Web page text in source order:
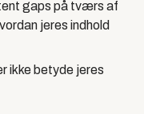
gaps på tværs af
jeres indhold
ikke betyde jeres